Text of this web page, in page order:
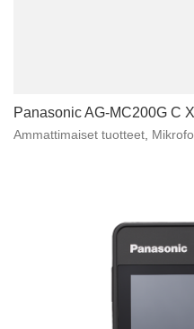
Panasonic AG-MC200G C
Ammattimaiset tuotteet,